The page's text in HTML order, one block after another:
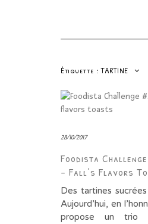
Étiquette :TARTINE
28/10/2017
Foodista
– Fall’s Flavors
Des tartines
Aujourd’hui, en
propose un trio